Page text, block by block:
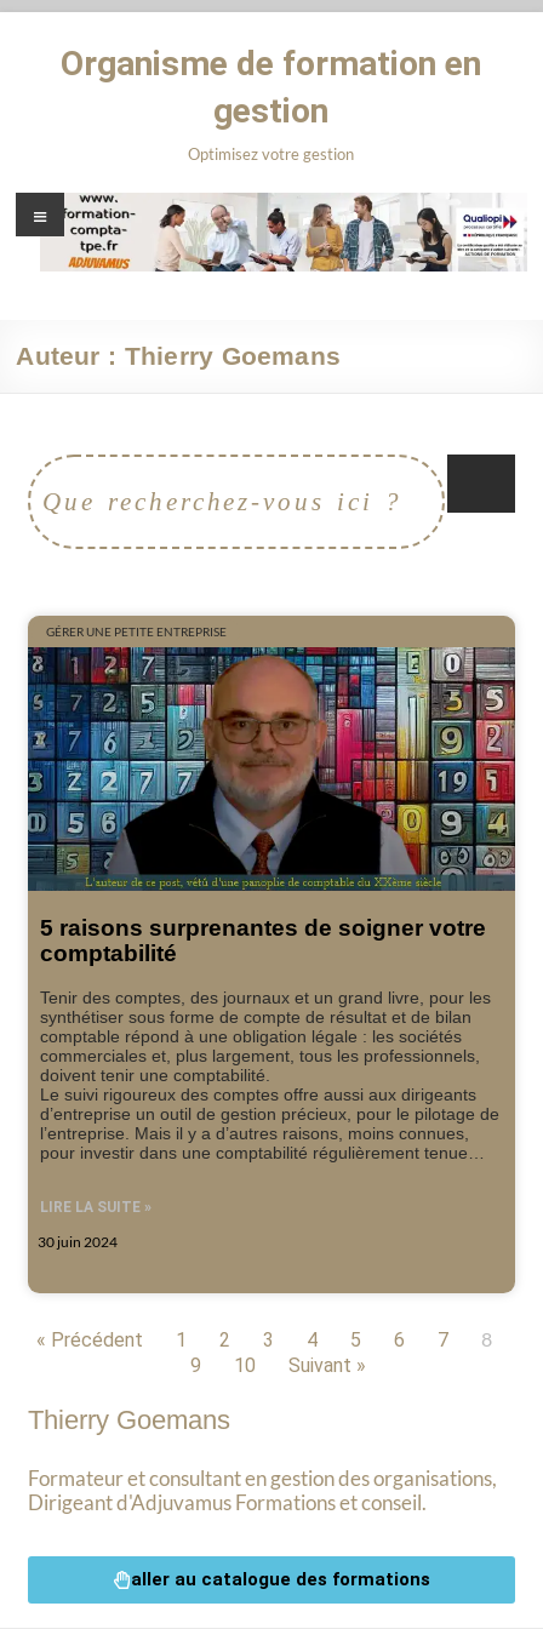
Organisme de formation en
gestion
Optimisez votre gestion
Auteur : Thierry Goemans
GÉRER UNE PETITE ENTREPRISE
5 raisons surprenantes de soigner votre
comptabilité
Tenir des comptes, des journaux et un grand livre, pour les
synthétiser sous forme de compte de résultat et de bilan
comptable répond à une obligation légale : les sociétés
commerciales et, plus largement, tous les professionnels,
doivent tenir une comptabilité.
Le suivi rigoureux des comptes offre aussi aux dirigeants
d’entreprise un outil de gestion précieux, pour le pilotage de
l’entreprise. Mais il y a d’autres raisons, moins connues,
pour investir dans une comptabilité régulièrement tenue…
LIRE LA SUITE »
30 juin 2024
« Précédent 1 2 3 4 5 6 7
8
9
10 Suivant »
Thierry Goemans
Formateur et consultant en gestion des organisations,
Dirigeant d'Adjuvamus Formations et conseil.
aller au catalogue des formations